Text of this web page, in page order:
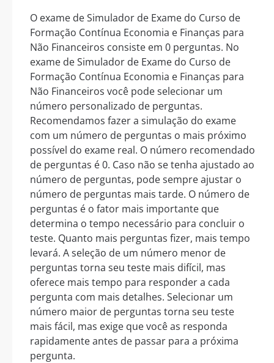
O exame de Simulador de Exame do Curso de
Formação Contínua Economia e Finanças para
Não Financeiros consiste em 0 perguntas. No
exame de Simulador de Exame do Curso de
Formação Contínua Economia e Finanças para
Não Financeiros você pode selecionar um
número personalizado de perguntas.
Recomendamos fazer a simulação do exame
com um número de perguntas o mais próximo
possível do exame real. O número recomendado
de perguntas é 0. Caso não se tenha ajustado ao
número de perguntas, pode sempre ajustar o
número de perguntas mais tarde. O número de
perguntas é o fator mais importante que
determina o tempo necessário para concluir o
teste. Quanto mais perguntas fizer, mais tempo
levará. A seleção de um número menor de
perguntas torna seu teste mais difícil, mas
oferece mais tempo para responder a cada
pergunta com mais detalhes. Selecionar um
número maior de perguntas torna seu teste
mais fácil, mas exige que você as responda
rapidamente antes de passar para a próxima
pergunta.